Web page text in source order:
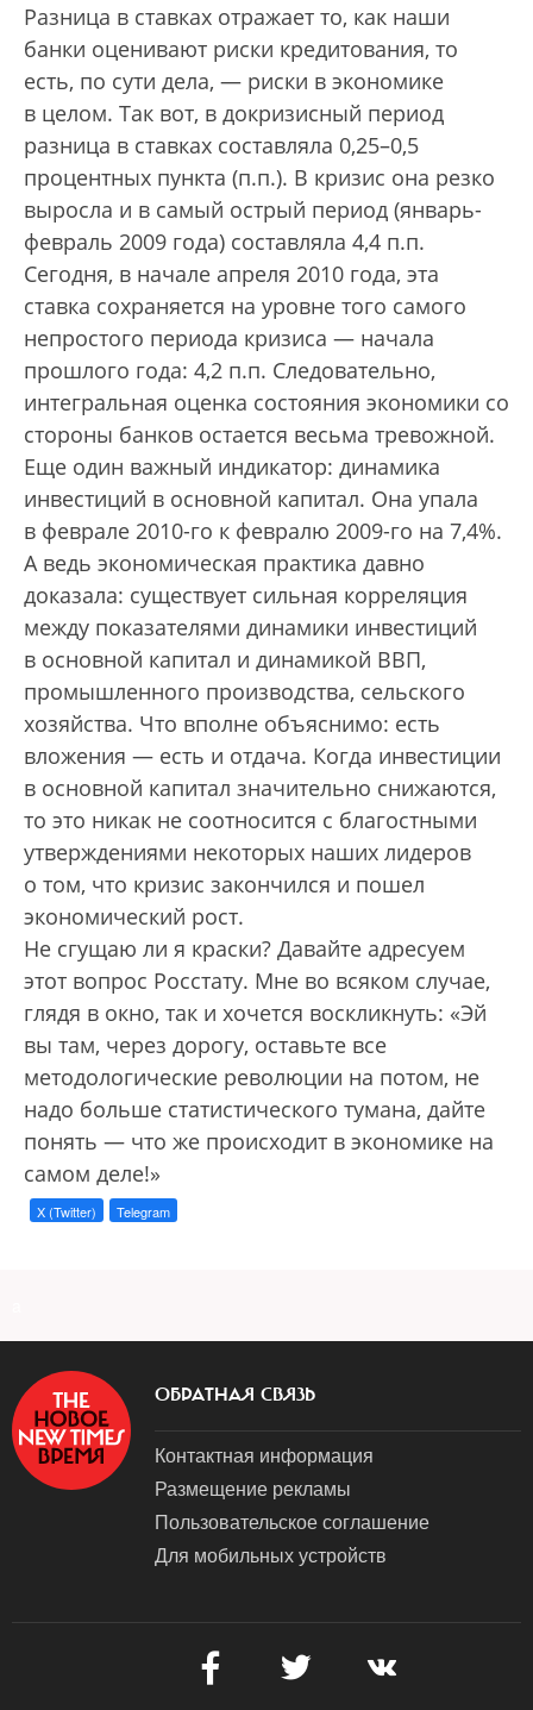
Разница в ставках отражает то, как наши
банки оценивают риски кредитования, то
есть, по сути дела, — риски в экономике
в целом. Так вот, в докризисный период
разница в ставках составляла 0,25–0,5
процентных пункта (п.п.). В кризис она резко
выросла и в самый острый период (январь-
февраль 2009 года) составляла 4,4 п.п.
Сегодня, в начале апреля 2010 года, эта
ставка сохраняется на уровне того самого
непростого периода кризиса — начала
прошлого года: 4,2 п.п. Следовательно,
интегральная оценка состояния экономики со
стороны банков остается весьма тревожной.
Еще один важный индикатор: динамика
инвестиций в основной капитал. Она упала
в феврале 2010-го к февралю 2009-го на 7,4%.
А ведь экономическая практика давно
доказала: существует сильная корреляция
между показателями динамики инвестиций
в основной капитал и динамикой ВВП,
промышленного производства, сельского
хозяйства. Что вполне объяснимо: есть
вложения — есть и отдача. Когда инвестиции
в основной капитал значительно снижаются,
то это никак не соотносится с благостными
утверждениями некоторых наших лидеров
о том, что кризис закончился и пошел
экономический рост.
Не сгущаю ли я краски? Давайте адресуем
этот вопрос Росстату. Мне во всяком случае,
глядя в окно, так и хочется воскликнуть: «Эй
вы там, через дорогу, оставьте все
методологические революции на потом, не
надо больше статистического тумана, дайте
понять — что же происходит в экономике на
самом деле!»
X (Twitter) Telegram
ОБРАТНАЯ СВЯЗЬ
Контактная информация
Размещение рекламы
Пользовательское соглашение
Для мобильных устройств